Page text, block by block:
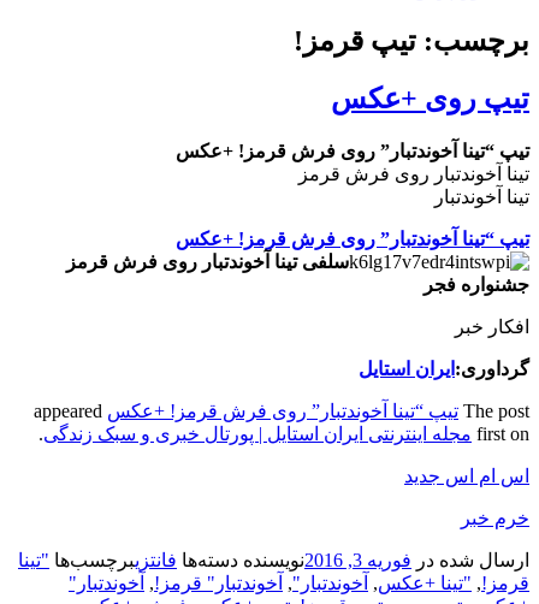
برچسب: تیپ قرمز!
تیپ روی +عکس
تیپ “تینا آخوندتبار” روی فرش قرمز! +عکس
تینا آخوندتبار روی فرش قرمز
تینا آخوندتبار
تیپ “تینا آخوندتبار” روی فرش قرمز! +عکس
سلفی تینا آخوندتبار روی فرش قرمز
جشنواره فجر
افکار خبر
گرداوری: ایران استایل
The post تیپ “تینا آخوندتبار” روی فرش قرمز! +عکس appeared
first on مجله اینترنتی ایران استایل | پورتال خبری و سبک زندگی.
اس ام اس جدید
خرم خبر
ارسال شده در فوریه 3, 2016 نویسنده دسته‌ها فانتزیبرچسب‌ها "تینا
قرمز!, "تینا +عکس, آخوندتبار", آخوندتبار" قرمز!, آخوندتبار"